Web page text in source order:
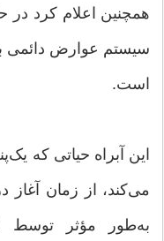
همچنین اعلام کرد در
سیستم عوارض دائمی
است.
این آبراه حیاتی که
می‌کند، از زمان آغاز
به‌طور مؤثر توسط